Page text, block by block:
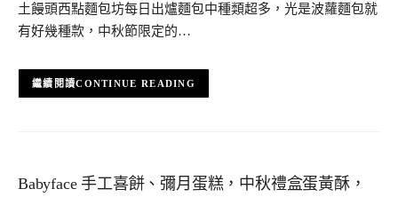
土饅頭西點麵包坊每日出爐麵包中種類超多，光是波蘿麵包就
有好幾種款，中秋節限定的…
CONTINUE READING
Babyface 手工喜餅、彌月蛋糕，中秋禮盒蛋黃酥，